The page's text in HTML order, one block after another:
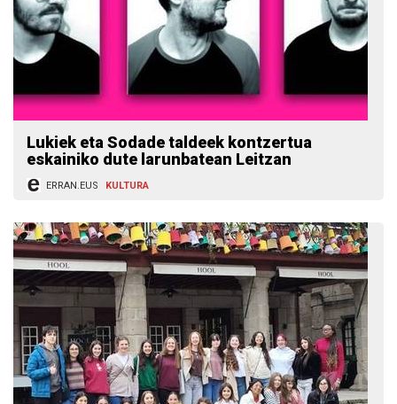
Lukiek eta Sodade taldeek kontzertua
eskainiko dute larunbatean Leitzan
ERRAN.EUS KULTURA